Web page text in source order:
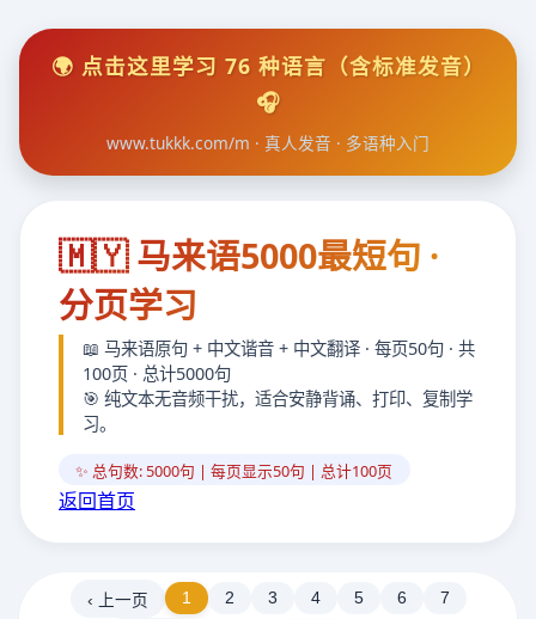
🌍 点击这里学习 76 种语言（含标准发音）
🎧
www.tukkk.com/m · 真人发音 · 多语种入门
🇲🇾 马来语5000最短句 ·
分页学习
📖 马来语原句 + 中文谐音 + 中文翻译 · 每页50句 · 共
100页 · 总计5000句
🎯 纯文本无音频干扰，适合安静背诵、打印、复制学
习。
✨ 总句数: 5000句 | 每页显示50句 | 总计100页
返回首页
‹ 上一页 1 2 3 4 5 6 7